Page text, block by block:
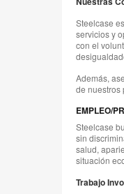
Steelcase
servicios y
con el
Además,
de nuestros
EMPLEO/
Steelcase
sin
salud,
situación
Trabajo